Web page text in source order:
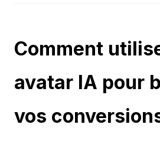
Comment
avatar IA pour
vos